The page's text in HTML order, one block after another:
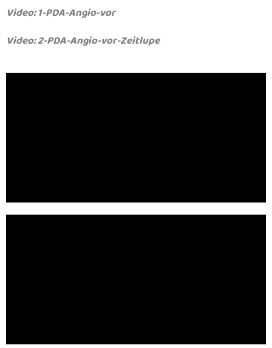
Video: 1-PDA-Angio-vor
Video: 2-PDA-Angio-vor-Zeitlupe